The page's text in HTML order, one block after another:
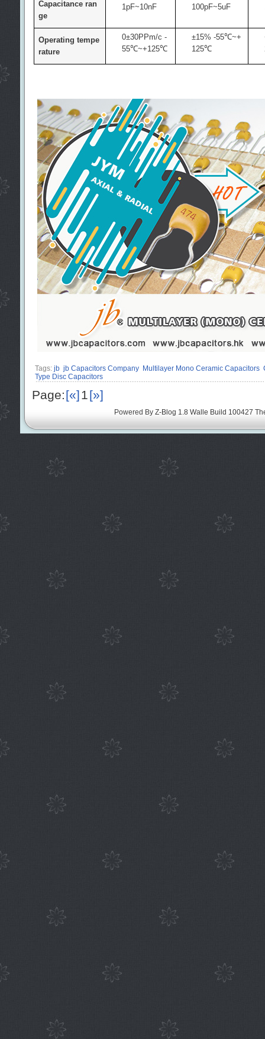
Capacitance ran
ge
1pF~10nF 100pF~5uF
Operating tempe
rature
0±30PPm/c -
55℃~+125℃
±15% -55℃~+
125℃
Tags: jb jb Capacitors Company Multilayer Mono Ceramic Capacitors
Type Disc Capacitors
Page:[«]1[»]
Powered By Z-Blog 1.8 Walle Build 100427